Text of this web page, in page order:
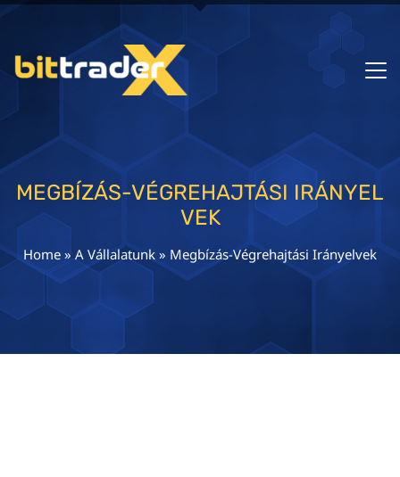
MEGBÍZÁS-VÉGREHAJTÁSI IRÁNYEL
VEK
Home »A Vállalatunk » Megbízás-Végrehajtási Irányelvek